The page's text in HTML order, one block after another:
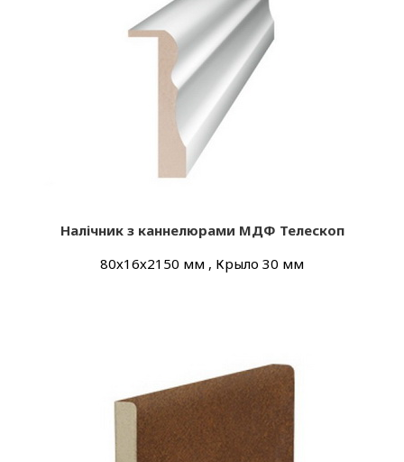
Налічник з каннелюрами МДФ Телескоп
80х16х2150 мм , Крыло 30 мм